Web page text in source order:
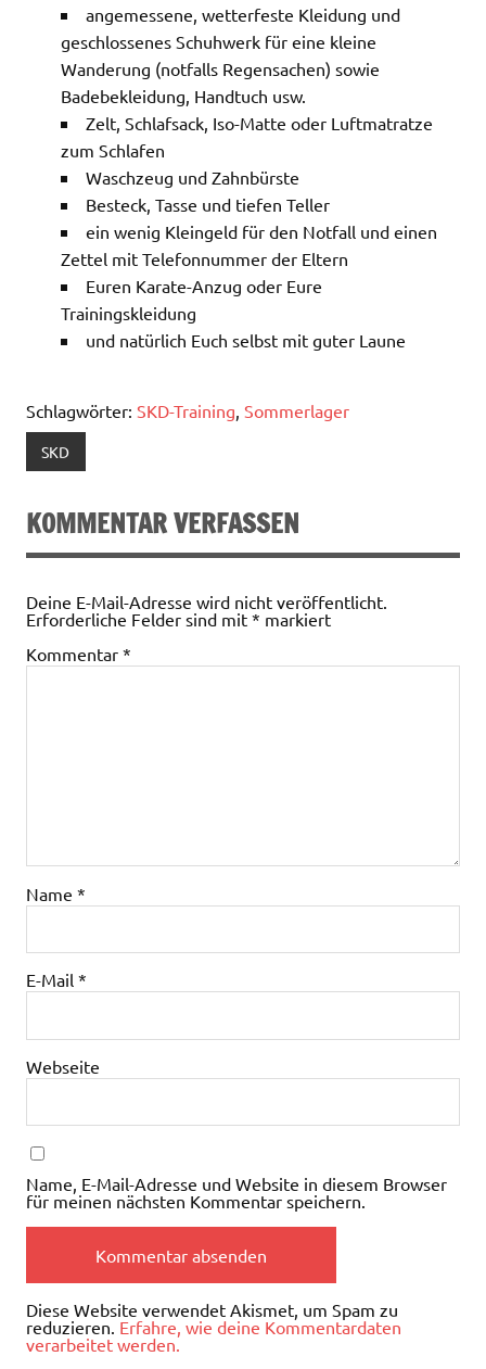
angemessene, wetterfeste Kleidung und
geschlossenes Schuhwerk für eine kleine
Wanderung (notfalls Regensachen) sowie
Badebekleidung, Handtuch usw.
Zelt, Schlafsack, Iso-Matte oder Luftmatratze
zum Schlafen
Waschzeug und Zahnbürste
Besteck, Tasse und tiefen Teller
ein wenig Kleingeld für den Notfall und einen
Zettel mit Telefonnummer der Eltern
Euren Karate-Anzug oder Eure
Trainingskleidung
und natürlich Euch selbst mit guter Laune
Schlagwörter: SKD-Training, Sommerlager
SKD
KOMMENTAR VERFASSEN
Deine E-Mail-Adresse wird nicht veröffentlicht.
Erforderliche Felder sind mit * markiert
Kommentar *
Name *
E-Mail *
Webseite
Name, E-Mail-Adresse und Website in diesem Browser
für meinen nächsten Kommentar speichern.
Diese Website verwendet Akismet, um Spam zu
reduzieren. Erfahre, wie deine Kommentardaten
verarbeitet werden.